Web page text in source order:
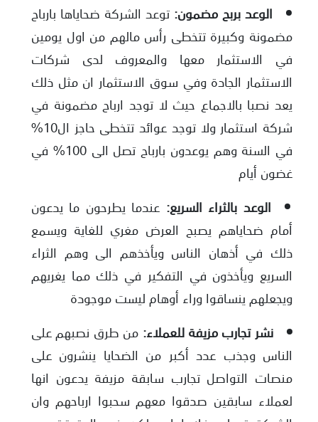
الوعد بربح مضمون: توعد الشركة ضحاياها بارباح
مضمونة وكبيرة تتخطى رأس مالهم من اول يومين
في الاستثمار معها والمعروف لدى شركات
الاستثمار الجادة وفي سوق الاستثمار ان مثل ذلك
يعد نصبا بالاجماع حيث لا توجد ارباح مضمونة في
شركة استثمار ولا توجد عوائد تتخطى حاجز ال10%
في السنة وهم يوعدون بارباح تصل الى 100% في
غضون أيام
الوعد بالثراء السريع: عندما يطرحون ما يدعون
أمام ضحاياهم يصبح العرض مغري للغاية ويسمع
ذلك في أذهان الناس ويأخذهم الى وهم الثراء
السريع ويأخذون في التفكير في ذلك مما يغريهم
ويجعلهم ينساقوا وراء أوهام ليست موجودة
نشر تجارب مزيفة للعملاء: من طرق نصبهم على
الناس وجذب عدد أكبر من الضحايا ينشرون على
منصات التواصل تجارب سابقة مزيفة يدعون انها
لعملاء سابقين صدقوا معهم سحبوا ارباحهم وان